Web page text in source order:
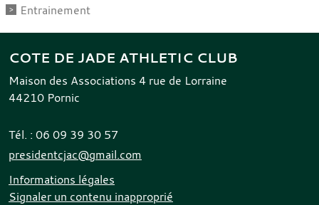
Entrainement
COTE DE JADE ATHLETIC CLUB
Maison des Associations 4 rue de Lorraine
44210 Pornic
Tél. : 06 09 39 30 57
presidentcjac@gmail.com
Informations légales
Signaler un contenu inapproprié